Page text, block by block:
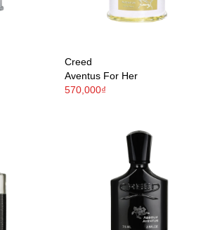
Creed
Aventus For Her
570,000₫